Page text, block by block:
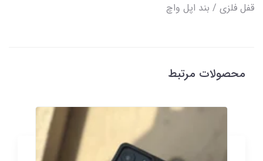
قفل فلزی / بند اپل واچ
محصولات مرتبط